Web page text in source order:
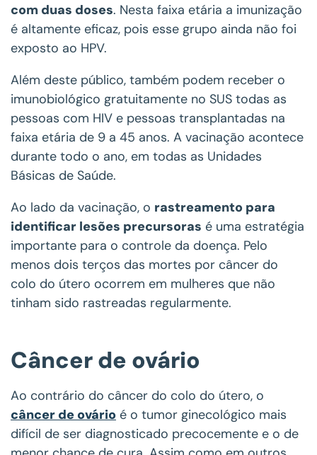
com duas doses. Nesta faixa etária a imunização
é altamente eficaz, pois esse grupo ainda não foi
exposto ao HPV.
Além deste público, também podem receber o
imunobiológico gratuitamente no SUS todas as
pessoas com HIV e pessoas transplantadas na
faixa etária de 9 a 45 anos. A vacinação acontece
durante todo o ano, em todas as Unidades
Básicas de Saúde.
Ao lado da vacinação, o rastreamento para
identificar lesões precursoras é uma estratégia
importante para o controle da doença. Pelo
menos dois terços das mortes por câncer do
colo do útero ocorrem em mulheres que não
tinham sido rastreadas regularmente.
Câncer de ovário
Ao contrário do câncer do colo do útero, o
câncer de ovário é o tumor ginecológico mais
difícil de ser diagnosticado precocemente e o de